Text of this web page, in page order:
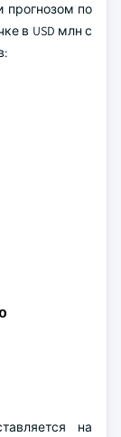
прогнозом по
в USD млн с
на